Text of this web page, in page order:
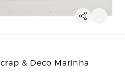
& Deco Marinha